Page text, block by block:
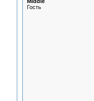
Гость